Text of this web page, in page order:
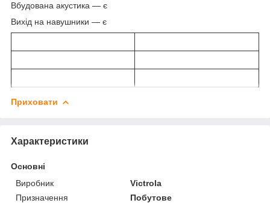
Вбудована акустика — є
Вихід на навушники — є
Приховати
Характеристики
Основні
Виробник
Victrola
Призначення
Побутове